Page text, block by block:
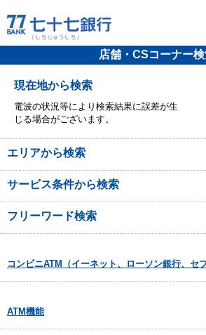
店舗・CSコーナー
現在地から検索
電波の状況等により検索結果に誤差が生
じる場合がございます。
エリアから検索
サービス条件から検索
フリーワード検索
コンビニATM（イーネット、ローソン銀行、セ
ATM機能